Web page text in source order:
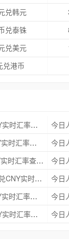
兑韩元
兑泰铢
兑美元
兑港币
今日人民币兑挪威克朗实时汇率_NOK兑CNY实时汇率查询 2025年09月21日
今日人民币兑南非兰特实时汇率_ZAR兑CNY实时汇率查询 2025年09月21日
今日人民币兑瑞典克朗实时汇率_SEK兑CNY实时汇率查询 2025年09月21日
今日人民币兑印度尼西亚卢比实时汇率_IDR兑CNY实时汇率查询 2025年09月21日
今日人民币兑新西兰元实时汇率_NZD兑CNY实时汇率查询 2025年09月21日
今日人民币兑挪威克朗实时汇率_NOK兑CNY实时汇率查询 2025年09月21日